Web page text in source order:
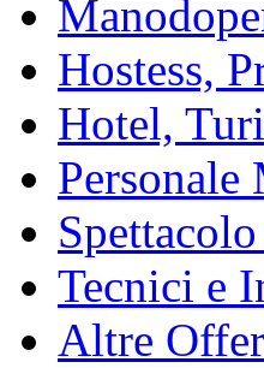
Hostess,
Hotel,
Tecnici e
Altre